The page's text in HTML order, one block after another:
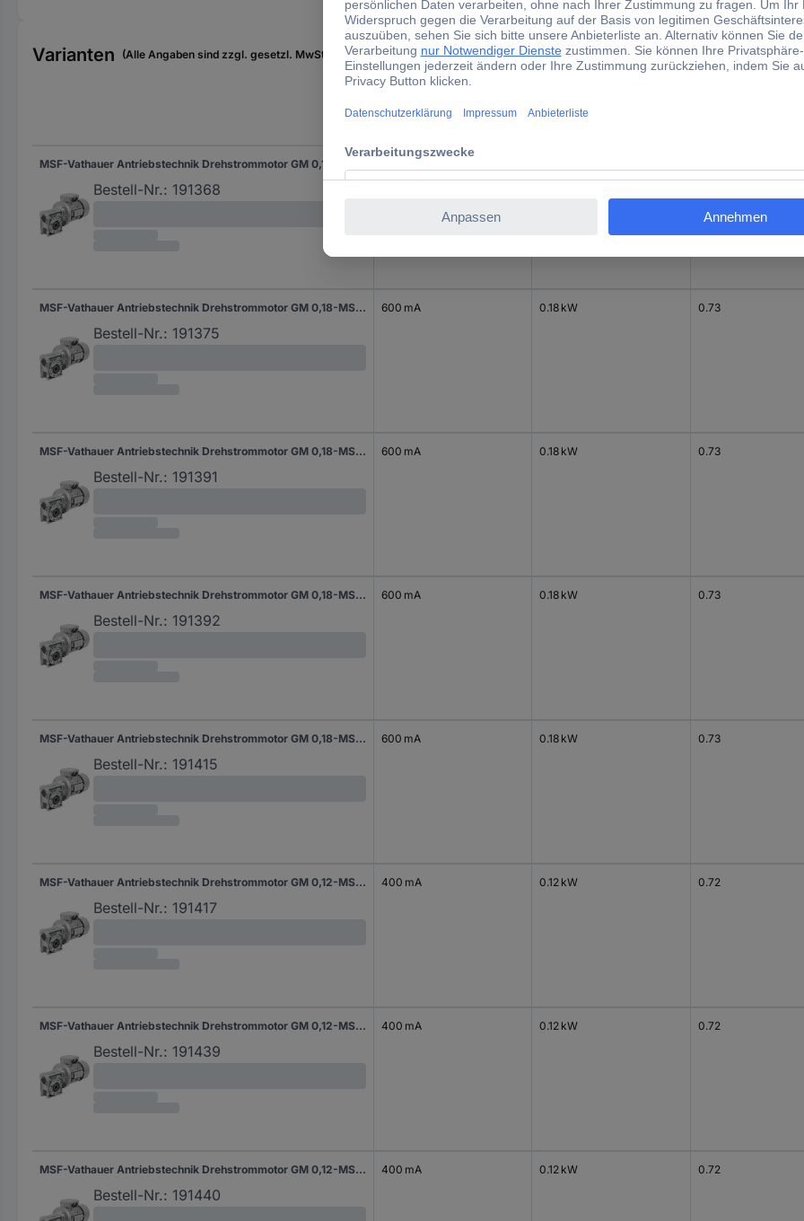
Varianten (Alle Angaben sind zzgl. gesetzl. MwSt., zzgl. Versand)
Bestell-Nr.: 191368
MSF-Vathauer Antriebstechnik Drehstrommotor GM 0,18-MS-HY-Q30-i10-B14 IE1 20 100027 0120 0.18 kW 0.6 A 230 V/400 V B14 140 U/min 11 Nm
Bestell-Nr.: 191375
600 mA 0.18 kW 0.73
MSF-Vathauer Antriebstechnik Drehstrommotor GM 0,18-MS-HY-Q30-i15-B14 IE1 20 100027 0502 0.18 kW 0.6 A 230 V/400 V B14 93.3 U/min 16 Nm
Bestell-Nr.: 191391
600 mA 0.18 kW 0.73
MSF-Vathauer Antriebstechnik Drehstrommotor GM 0,18-MS-HY-Q30-i20-B14 IE1 20 100027 0121 0.18 kW 0.6 A 230 V/400 V B14 70 U/min 20 Nm
Bestell-Nr.: 191392
600 mA 0.18 kW 0.73
MSF-Vathauer Antriebstechnik Drehstrommotor GM 0,18-MS-HY-Q30-i25-B14 IE1 20 100027 0537 0.18 kW 0.6 A 230 V/400 V B14 56 U/min 20 Nm
Bestell-Nr.: 191415
600 mA 0.18 kW 0.73
MSF-Vathauer Antriebstechnik Drehstrommotor GM 0,12-MS-HY-Q30-i30-B14 IE1 20 100027 0122 0.12 kW 0.4 A 230 V/400 V B14 46.7 U/min 22 Nm
Bestell-Nr.: 191417
400 mA 0.12 kW 0.72
MSF-Vathauer Antriebstechnik Drehstrommotor GM 0,12-MS-HY-Q30-i40-B14 IE1 21 100027 0123 0.12 kW 0.4 A 230 V/400 V B14 35 U/min 21 Nm
Bestell-Nr.: 191439
400 mA 0.12 kW 0.72
MSF-Vathauer Antriebstechnik Drehstrommotor GM 0,12-MS-HY-Q30-i50-B14 IE1 20 100027 0501 0.12 kW 0.4 A 230 V/400 V B14 28 U/min 19 Nm
Bestell-Nr.: 191440
400 mA 0.12 kW 0.72